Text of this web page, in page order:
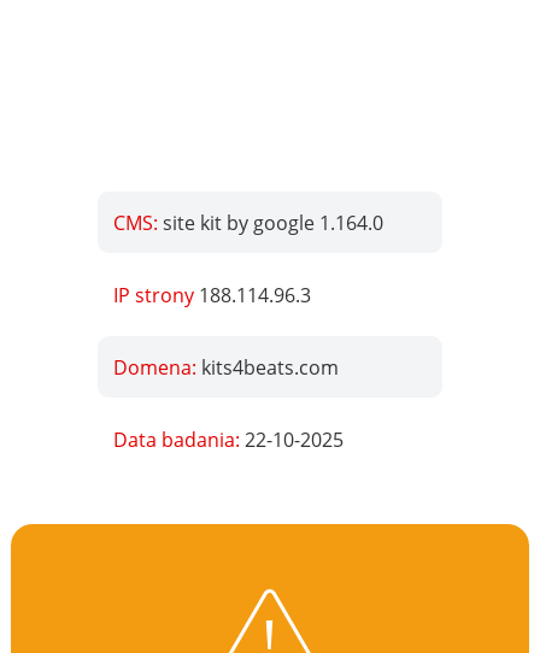
CMS:site kit by google 1.164.0
IP strony 188.114.96.3
Domena: kits4beats.com
Data badania:22-10-2025